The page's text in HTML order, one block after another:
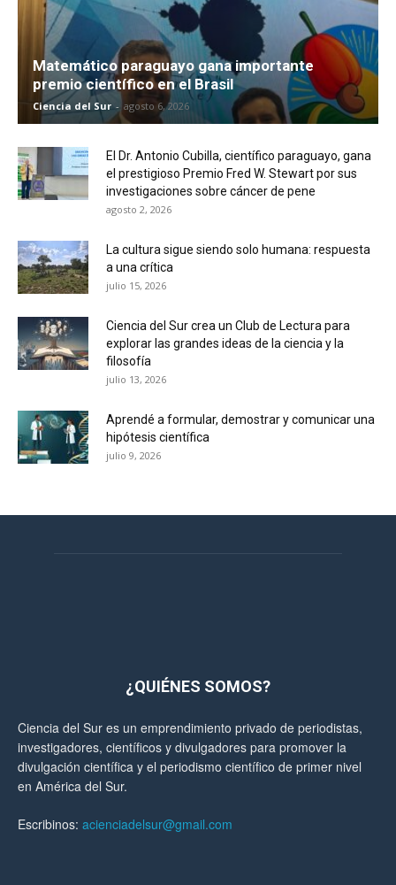
Matemático paraguayo gana importante
premio científico en el Brasil
Ciencia del Sur - agosto 6, 2026
El Dr. Antonio Cubilla, científico paraguayo, gana
el prestigioso Premio Fred W. Stewart por sus
investigaciones sobre cáncer de pene
agosto 2, 2026
La cultura sigue siendo solo humana: respuesta
a una crítica
julio 15, 2026
Ciencia del Sur crea un Club de Lectura para
explorar las grandes ideas de la ciencia y la
filosofía
julio 13, 2026
Aprendé a formular, demostrar y comunicar una
hipótesis científica
julio 9, 2026
¿QUIÉNES SOMOS?
Ciencia del Sur es un emprendimiento privado de periodistas,
investigadores, científicos y divulgadores para promover la
divulgación científica y el periodismo científico de primer nivel
en América del Sur.
Escribinos: acienciadelsur@gmail.com